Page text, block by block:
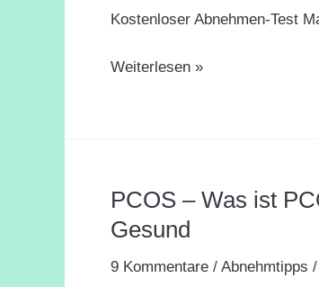
Kostenloser Abnehmen-Test
ab!
sagt
Weiterlesen »
PCOS – Was ist
Gesund
9 Kommentare / Abnehmtipps /
PCOS
–
ist